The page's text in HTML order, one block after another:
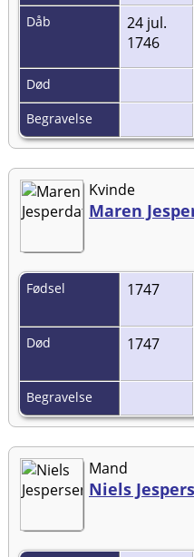
Dåb
24 jul.
1746
Død
Begravelse
Kvinde
Maren
Fødsel 1747
Død 1747
Begravelse
Mand
Niels